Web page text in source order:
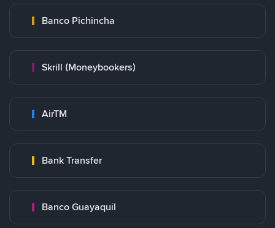
Banco Pichincha
Skrill (Moneybookers)
AirTM
Bank Transfer
Banco Guayaquil